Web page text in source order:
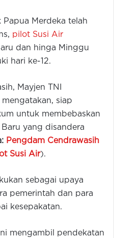
Merdeka telah
pilot Susi Air
dan hinga Minggu
hari ke-12.
Mayjen TNI
siap
untuk membebaskan
yang disandera
Pengdam Cendrawasih
Susi Air).
sebagai upaya
pemerintah dan para
kesepakatan.
mengambil pendekatan